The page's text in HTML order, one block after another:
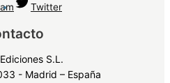
Twitter
S.L.
- Madrid – España